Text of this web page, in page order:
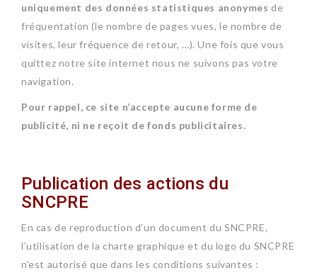
uniquement des données statistiques anonymes de
fréquentation (le nombre de pages vues, le nombre de
visites, leur fréquence de retour, …). Une fois que vous
quittez notre site internet nous ne suivons pas votre
navigation.
Pour rappel, ce site n’accepte aucune forme de
publicité, ni ne reçoit de fonds publicitaires.
Publication des actions du
SNCPRE
En cas de reproduction d’un document du SNCPRE,
l’utilisation de la charte graphique et du logo du SNCPRE
n’est autorisé que dans les conditions suivantes :